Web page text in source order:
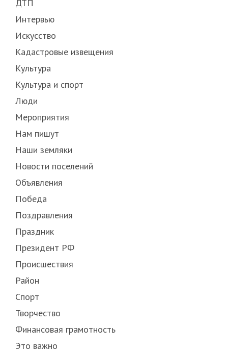
ДТП
Интервью
Искусство
Кадастровые извещения
Культура
Культура и спорт
Люди
Мероприятия
Нам пишут
Наши земляки
Новости поселений
Объявления
Победа
Поздравления
Праздник
Президент РФ
Происшествия
Район
Спорт
Творчество
Финансовая грамотность
Это важно